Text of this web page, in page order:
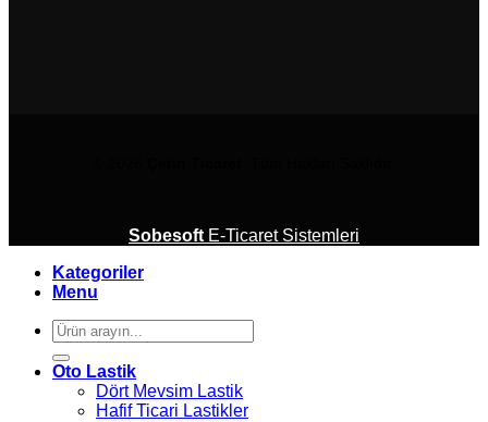
Sobesoft E-Ticaret Sistemleri
Kategoriler
Menu
Ara:
Oto Lastik
Dört Mevsim Lastik
Hafif Ticari Lastikler